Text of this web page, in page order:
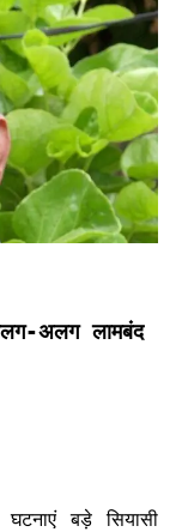
अलग लामबंद
बड़े सियासी